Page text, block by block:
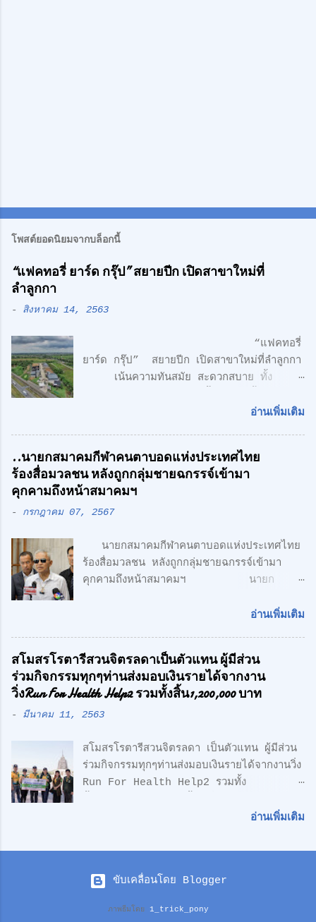
โพสต์ยอดนิยมจากบล็อกนี้
“แฟคทอรี่ ยาร์ด กรุ๊ป” สยายปีก เปิดสาขาใหม่ที่
ลำลูกกา
- สิงหาคม 14, 2563
“แฟคทอรี่
ยาร์ด กรุ๊ป” สยายปีก เปิดสาขาใหม่ที่ลำลูกกา
เน้นความทันสมัย สะดวกสบาย ทั้ง
สไตล์ Modern Loft แฟคทอรี่ ยาร์ด กรุ๊ป
ศักดิ์สิทธิ์ คูณรัตนศิริ และชุติพนธ์ กิตติเกษม
ศักดิ์ เปิดตัวสาชาเพิ่มที่ลำลูกกา เน้นความทัน
สมัย สะดวกสบาย ทั้ง โรงงาน พร้อมออฟฟิศ 3
ชั้น + 1 ชั้นลอย สไตล์ Modern Loft โดย
นาที จากรถไฟฟ้า สายสีเขียว ด้าน CONCEPT
ของโครงการ "Simplicity is the
Ultimate Sophistication" -
ความเรียบง่าย คือ สูงสุดแห่งสุนทรียภาพ เรา
Design วัสดุทุกชิ้น ถูกเลือกอย่างตั้งใจ เพื่อ
ความลงตัว และมีระดับ " สำหรับโครงการนี้
ตั้งอยู่บน ถนนเลียบทางด่วนวงแหวนรอบนอก
(ลำลูกกา) สุดยอดทำเลแห่งอนา...
อ่านเพิ่มเติม
..นายกสมาคมกีฬาคนตาบอดแห่งประเทศไทย
ร้องสื่อมวลชน หลังถูกกลุ่มชายฉกรรจ์เข้ามา
คุกคามถึงหน้าสมาคมฯ
- กรกฎาคม 07, 2567
นายกสมาคมกีฬาคนตาบอดแห่งประเทศไทย
ร้องสื่อมวลชน หลังถูกกลุ่มชายฉกรรจ์เข้ามา
คุกคามถึงหน้าสมาคมฯ นายก
สื่อมวลชน หลังถูกกลุ่มชายฉกรรจ์เข้ามาคุกคาม
ตาบอด เดินทางไปยื่นหนังสือถึงนายเศรษฐา ทวี
สิน นายกรัฐมนตรี เรียกร้องขอความเป็นธรรม
และให้ตรวจสอบการฮุบโควตาสลากกินแบ่ง
รัฐบาล จำนวน 2,647 เล่ม ของนักกีฬาคน
สมาชิกรับสลากฯกับ สมาชิกสามัญของสมาคม
กีฬาคนตาบอดแห่งประเทศไทย ตามที่มีการเสนอ
ข่าวไปก่อนหน้านี้ ล่าสุด นายอำนวย กลิ่นอยู่
พร้อมด้วย นายกองตรีดร.สุธน จิตร์มั่น
ประธานที่ปรึกษาสมาคมฯ และพลโท ถาวร ไทย
เยี่ยมชมการแจกจ่ายสลากกินแบ่งรัฐบาล ของ
งวดวันที่ 16 กรกฎาคม 2567 ให้กับสมาชิกผู้
อ่านเพิ่มเติม
สโมสรโรตารีสวนจิตรลดาเป็นตัวแทน ผู้มีส่วน
ร่วมกิจกรรมทุกๆท่านส่งมอบเงินรายได้จากงาน
วิ่งRun For Health Help2 รวมทั้งสิ้น1,200,000 บาท
- มีนาคม 11, 2563
สโมสรโรตารีสวนจิตรลดา เป็นตัวแทน ผู้มีส่วน
ร่วมกิจกรรมทุกๆท่านส่งมอบเงินรายได้จากงานวิ่ง
Run For Health Help2 รวมทั้ง
รพ.สมเด็จพระบรมราชเทวีฯหน่วยงานทหารเรือ
ทีมจักรยานกู้ชีพ ดร.ศักดิ์ศิษฏ์ เจนกุลประสูตร
วันที่ 9 มีนาคมที่ผ่านมาได้เป็นตัวเเทนเดินทาง
อ่านเพิ่มเติม
ขับเคลื่อนโดย Blogger
ภาพธีมโดย 1_trick_pony